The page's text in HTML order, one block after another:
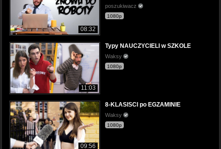
08:32
poszukiwacz
1080p
11:03
Typy NAUCZYCIELI w SZKOLE
Waksy
1080p
09:56
8-KLASISCI po EGZAMINIE
Waksy
1080p